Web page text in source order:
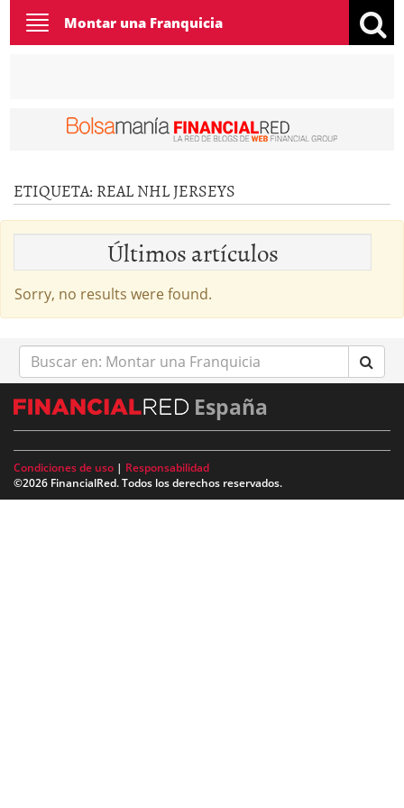
Toggle
navigation
Montar una Franquicia
ETIQUETA: REAL NHL JERSEYS
Últimos artículos
Sorry, no results were found.
Buscar
en:
España
Condiciones de uso | Responsabilidad
©2026 FinancialRed. Todos los derechos reservados.